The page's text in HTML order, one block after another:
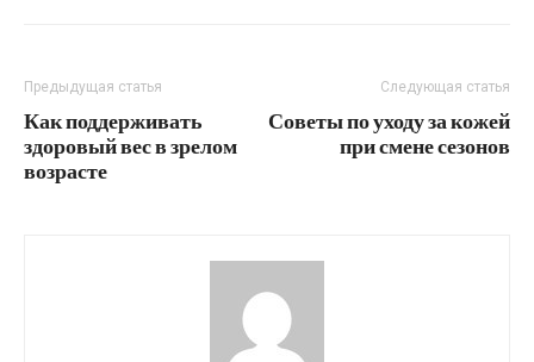
Предыдущая статья
Как поддерживать
здоровый вес в зрелом
возрасте
Следующая статья
Советы по уходу за кожей
при смене сезонов